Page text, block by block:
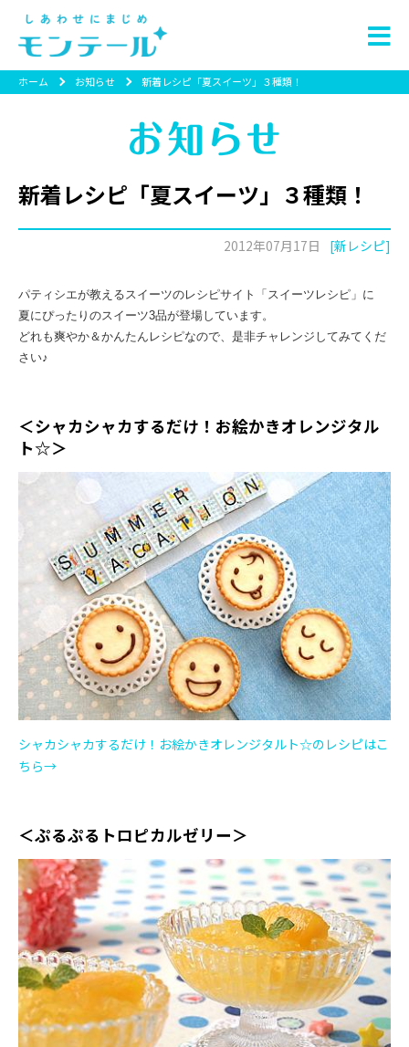
ホーム お知らせ 新着レシピ「夏スイーツ」３種類！
新着レシピ「夏スイーツ」３種類！
2012年07月17日 [新レシピ]
パティシエが教えるスイーツのレシピサイト「スイーツレシピ」に
夏にぴったりのスイーツ3品が登場しています。
どれも爽やか＆かんたんレシピなので、是非チャレンジしてみてくだ
さい♪
＜シャカシャカするだけ！お絵かきオレンジタル
ト☆＞
シャカシャカするだけ！お絵かきオレンジタルト☆のレシピはこ
ちら→
＜ぷるぷるトロピカルゼリー＞